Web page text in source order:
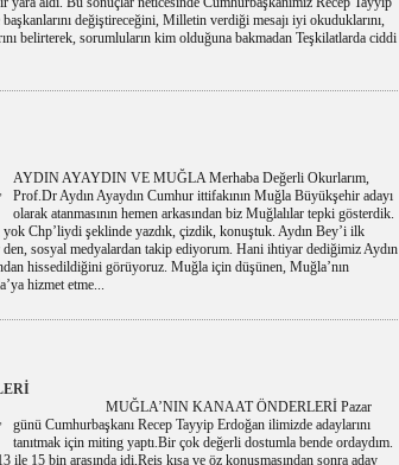
değiştireceğini, Milletin verdiği mesajı iyi okuduklarını,
belirterek, sorumluların kim olduğuna bakmadan Teşkilatlarda ciddi
AYDIN AYAYDIN VE MUĞLA Merhaba Değerli Okurlarım,
Prof.Dr Aydın Ayaydın Cumhur ittifakının Muğla Büyükşehir adayı
olarak atanmasının hemen arkasından biz Muğlalılar tepki gösterdik.
Chp’liydi şeklinde yazdık, çizdik, konuştuk. Aydın Bey’i ilk
den, sosyal medyalardan takip ediyorum. Hani ihtiyar dediğimiz Aydın
hissedildiğini görüyoruz. Muğla için düşünen, Muğla’nın
hizmet etme...
MUĞLA’NIN KANAAT ÖNDERLERİ Pazar
günü Cumhurbaşkanı Recep Tayyip Erdoğan ilimizde adaylarını
tanıtmak için miting yaptı.Bir çok değerli dostumla bende ordaydım.
ile 15 bin arasında idi,Reis kısa ve öz konuşmasından sonra aday